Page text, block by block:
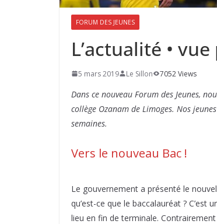
FORUM DES JEUNES
L’actualité •
5 mars 2019 Le Sillon 7052 Views
Dans ce nouveau Forum des Jeunes,
collège Ozanam de Limoges. Nos
semaines.
Vers le nouveau Bac !
Le gouvernement a présenté le
qu’est-ce que le baccalauréat ?
lieu en fin de terminale.